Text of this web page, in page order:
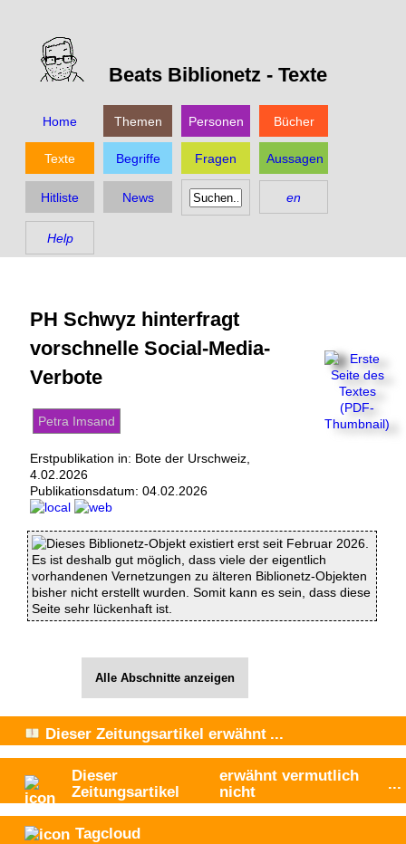
Beats Biblionetz - Texte
Home Themen Personen Bücher
Texte Begriffe Fragen Aussagen
Hitliste News en
Help
PH Schwyz hinterfragt
vorschnelle Social-Media-
Verbote
Petra Imsand
Erstpublikation in: Bote der Urschweiz,
4.02.2026
Publikationsdatum: 04.02.2026
Dieses Biblionetz-Objekt existiert erst seit Februar 2026.
Es ist deshalb gut möglich, dass viele der eigentlich
vorhandenen Vernetzungen zu älteren Biblionetz-Objekten
bisher nicht erstellt wurden. Somit kann es sein, dass diese
Seite sehr lückenhaft ist.
Alle Abschnitte anzeigen
Dieser Zeitungsartikel erwähnt ...
Dieser
Zeitungsartikel
erwähnt vermutlich
nicht
...
Tagcloud